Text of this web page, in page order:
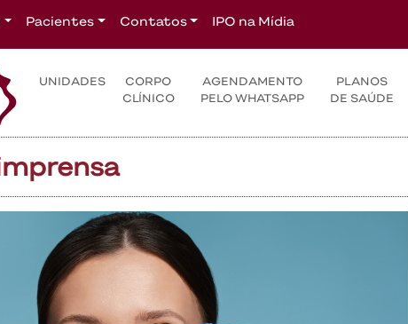
Pacientes Contatos IPO na Mídia
UNIDADES
CORPO
CLÍNICO
AGENDAMENTO
PELO WHATSAPP
PLANOS
DE SAÚDE